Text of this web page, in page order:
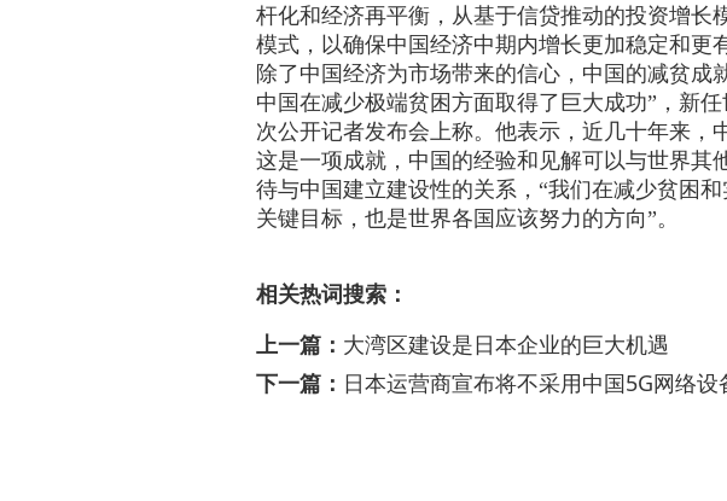
杆化和经济再平衡，从基于信贷推动的投资增长
模式，以确保中国经济中期内增长更加稳定和更
除了中国经济为市场带来的信心，中国的减贫成
中国在减少极端贫困方面取得了巨大成功”，新
次公开记者发布会上称。他表示，近几十年来，
这是一项成就，中国的经验和见解可以与世界其
待与中国建立建设性的关系，“我们在减少贫困
关键目标，也是世界各国应该努力的方向”。
相关热词搜索：
上一篇： 大湾区建设是日本企业的巨大机遇
下一篇： 日本运营商宣布将不采用中国5G网络设